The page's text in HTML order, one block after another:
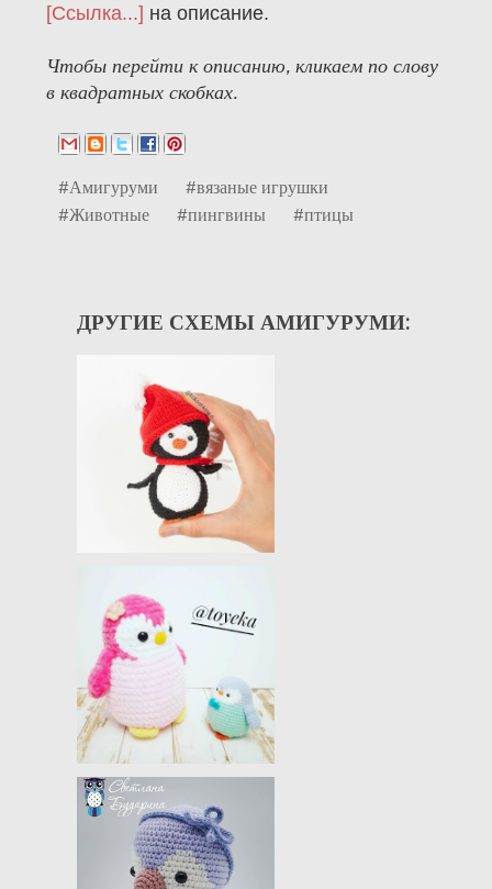
[Ссылка...] на описание.
Чтобы перейти к описанию, кликаем по слову
в квадратных скобках.
#Амигуруми
#вязаные игрушки
#Животные
#пингвины #птицы
ДРУГИЕ СХЕМЫ АМИГУРУМИ: